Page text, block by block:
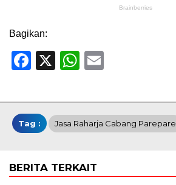
Bagikan:
Facebook
X WhatsApp
Tag : Jasa Raharja Cabang Parepare
BERITA TERKAIT